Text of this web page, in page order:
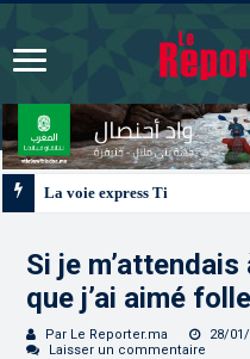
La voie express Tiznit-Dakhla
Si je m’attendais
que j’ai aimé
Par Le Reporter.ma 28/
Laisser un commentaire